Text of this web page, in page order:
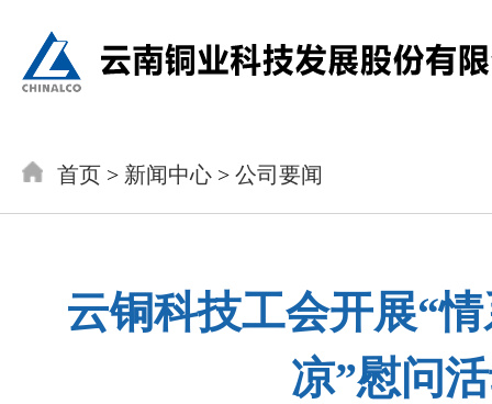
首页 > 新闻中心 > 公司要闻
云铜科技工会开展“
凉”慰问